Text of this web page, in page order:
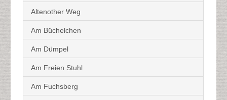
Altenother Weg
Am Büchelchen
Am Dümpel
Am Freien Stuhl
Am Fuchsberg